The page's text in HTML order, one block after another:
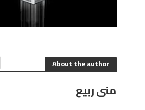
About the author
منى ربيع